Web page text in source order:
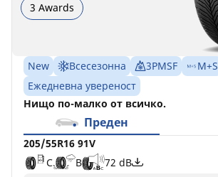
3 Awards
New Всесезонна 3PMSF
M+S
Ежедневна увереност
Нищо по-малко от всичко.
Преден
205/55R16 91V
C
B
72 dB